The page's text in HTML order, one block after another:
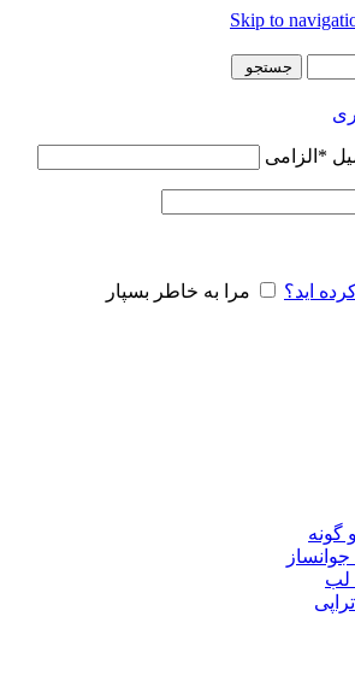
Skip to
جستجو
* الزامی
اید؟ مرا به خاطر بسپار
گونه
لب